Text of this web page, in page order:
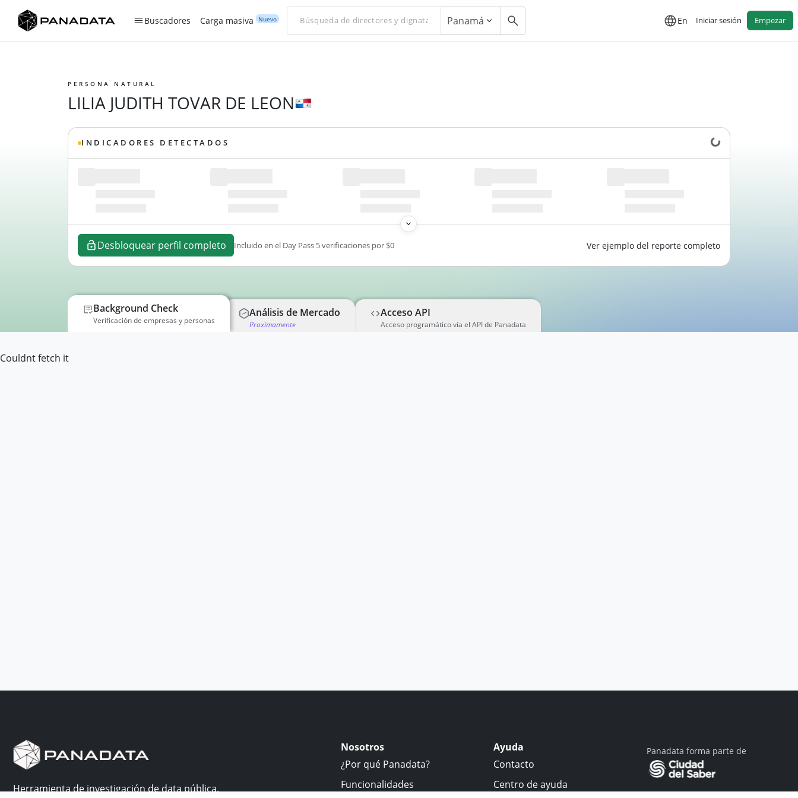
Buscadores Carga masiva Nuevo Panamá En Iniciar sesión Empezar
PERSONA NATURAL
LILIA JUDITH TOVAR DE LEON
INDICADORES DETECTADOS Cargando datos...
Desbloquear perfil completo Incluido en el Day Pass 5 verificaciones por $0 Ver ejemplo del reporte completo
Background Check
Verificación de empresas y personas
Análisis de Mercado
Proximamente
Acceso API
Acceso programático vía el API de Panadata
Couldnt fetch it
Herramienta de investigación de data pública,
Nosotros
¿Por qué Panadata?
Funcionalidades
Ayuda
Contacto
Centro de ayuda
Panadata forma parte de